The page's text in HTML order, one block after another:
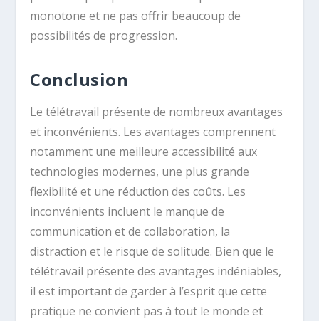
monotone et ne pas offrir beaucoup de
possibilités de progression.
Conclusion
Le télétravail présente de nombreux avantages
et inconvénients. Les avantages comprennent
notamment une meilleure accessibilité aux
technologies modernes, une plus grande
flexibilité et une réduction des coûts. Les
inconvénients incluent le manque de
communication et de collaboration, la
distraction et le risque de solitude. Bien que le
télétravail présente des avantages indéniables,
il est important de garder à l’esprit que cette
pratique ne convient pas à tout le monde et